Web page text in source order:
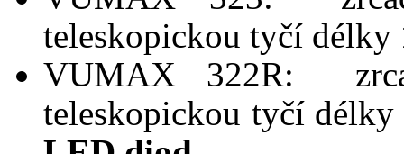
teleskopickou tyčí délky
VUMAX 322R:
teleskopickou tyčí